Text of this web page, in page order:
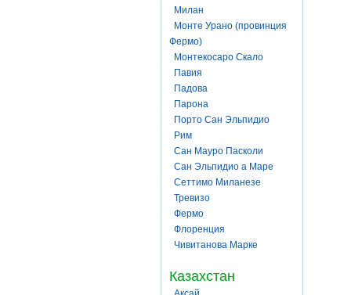
Милан
Монте Урано (провинция
Фермо)
Монтекосаро Скало
Павия
Падова
Парона
Порто Сан Эльпидио
Рим
Сан Мауро Пасколи
Сан Эльпидио а Маре
Сеттимо Миланезе
Тревизо
Фермо
Флоренция
Чивитанова Марке
Казахстан